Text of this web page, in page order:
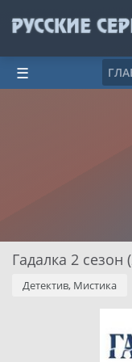
☰
Гадалка 2 сезон
Детектив, Мистика